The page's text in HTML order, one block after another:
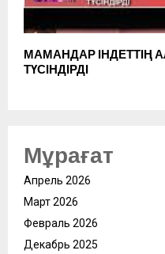
МАМАНДАР
ТҮСІНДІРДІ
Мұрағат
Апрель 2026
Март 2026
Февраль 2026
Декабрь 2025